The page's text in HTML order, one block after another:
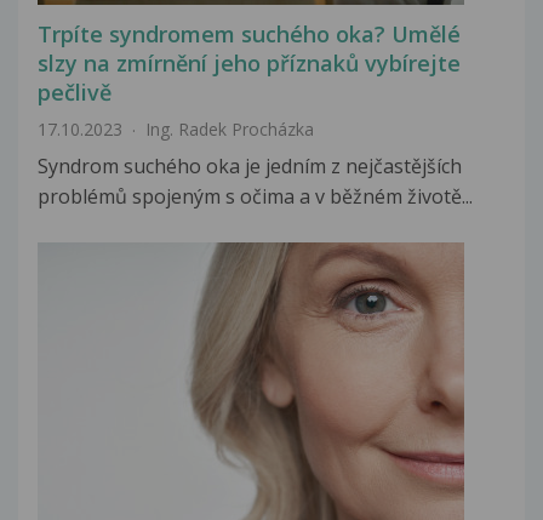
Trpíte syndromem suchého oka? Umělé
slzy na zmírnění jeho příznaků vybírejte
pečlivě
17.10.2023 Ing. Radek Procházka
Syndrom suchého oka je jedním z nejčastějších
problémů spojeným s očima a v běžném životě...